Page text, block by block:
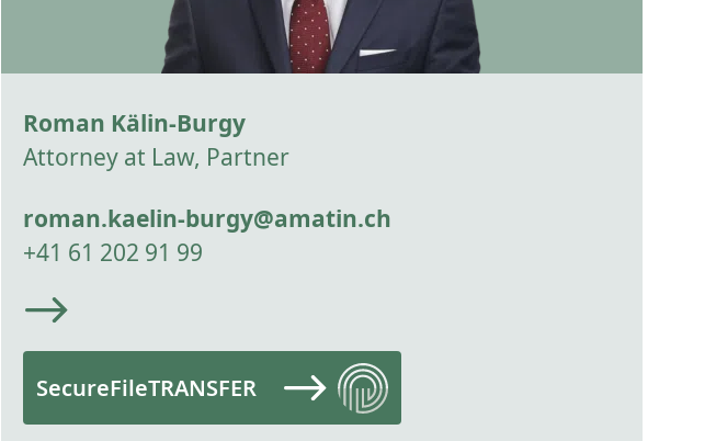
Roman Kälin-Burgy
Attorney at Law, Partner
roman.kaelin-burgy@amatin.ch
+41 61 202 91 99
SecureFileTRANSFER